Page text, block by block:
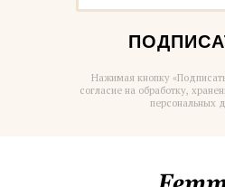
Нажимая кнопку
согласие на обработку,
персональных